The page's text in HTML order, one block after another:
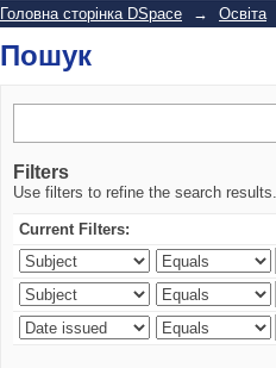
Головна сторінка DSpace → Освіта
Пошук
Filters
Use filters to refine the search results.
Current Filters: